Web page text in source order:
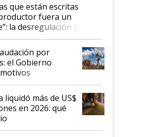
que están escritas
fuera un
la desregulación llegó
Aapresid y hasta se
al IPCVA
por
el Gobierno
liquidó más de US$
en 2026: qué